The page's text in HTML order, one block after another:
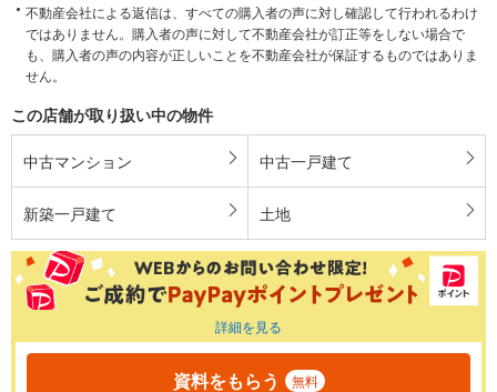
不動産会社による返信は、すべての購入者の声に対し確認して行われるわけ
ではありません。購入者の声に対して不動産会社が訂正等をしない場合で
も、購入者の声の内容が正しいことを不動産会社が保証するものではありま
せん。
この店舗が取り扱い中の物件
中古マンション 中古一戸建て
新築一戸建て 土地
詳細を見る
資料をもらう 無料